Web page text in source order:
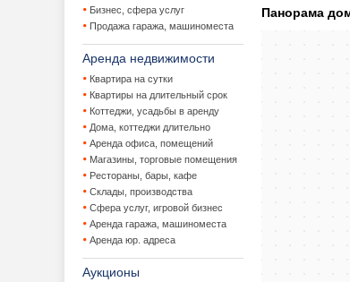
Бизнес, сфера услуг
Продажа гаража, машиноместа
Аренда недвижимости
Квартира на сутки
Квартиры на длительный срок
Коттеджи, усадьбы в аренду
Дома, коттеджи длительно
Аренда офиса, помещений
Магазины, торговые помещения
Рестораны, бары, кафе
Склады, производства
Сфера услуг, игровой бизнес
Аренда гаража, машиноместа
Аренда юр. адреса
Аукционы
Панорама